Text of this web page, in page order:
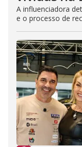
A influenciadora
e o processo de